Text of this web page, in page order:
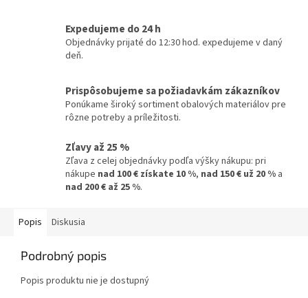
Expedujeme do 24 h
Objednávky prijaté do 12:30 hod. expedujeme v daný
deň.
Prispôsobujeme sa požiadavkám zákazníkov
Ponúkame široký sortiment obalových materiálov pre
rôzne potreby a príležitosti.
Zľavy až 25 %
Zľava z celej objednávky podľa výšky nákupu: pri
nákupe nad 100 € získate 10 %, nad 150 € už 20 % a
nad 200 € až 25 %.
Popis Diskusia
Podrobný popis
Popis produktu nie je dostupný